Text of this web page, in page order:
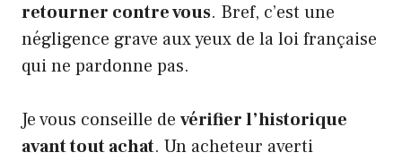
retourner contre vous. Bref, c’est une
négligence grave aux yeux de la loi française
qui ne pardonne pas.
Je vous conseille de vérifier l’historique
avant tout achat. Un acheteur averti